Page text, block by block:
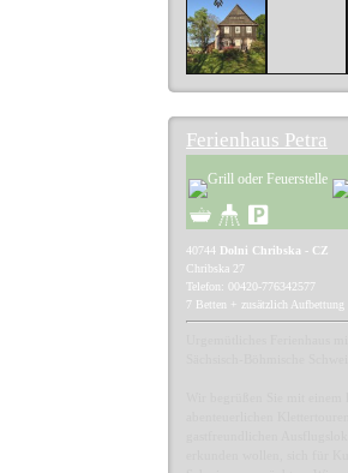
Ferienhaus Petra
40744 Dolni Chribska - CZ
Chribska 27
Telefon: 00420-776342577
7 Betten + zusätzlich Aufbettung